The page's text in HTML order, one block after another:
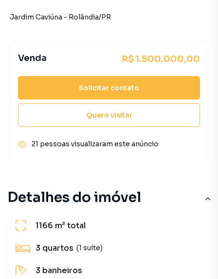
Detalhes do imóvel
1166 m²total
3 quartos (1 suíte)
3 banheiros
Jardim Caviúna - Rolândia/PR
Venda R$ 1.500.000,00
Solicitar contato
Quero visitar
21 pessoas visualizaram este anúncio